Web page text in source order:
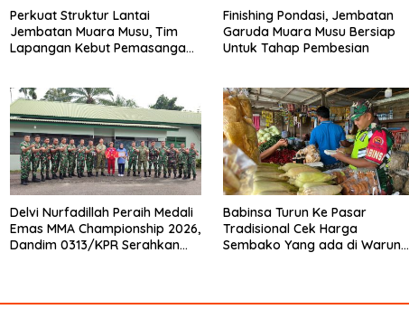
Perkuat Struktur Lantai
Jembatan Muara Musu, Tim
Lapangan Kebut Pemasangan
Finishing Pondasi, Jembatan
Garuda Muara Musu Bersiap
Untuk Tahap Pembesian
Delvi Nurfadillah Peraih Medali
Emas MMA Championship 2026,
Dandim 0313/KPR Serahkan
Babinsa Turun Ke Pasar
Tradisional Cek Harga
Sembako Yang ada di Warung